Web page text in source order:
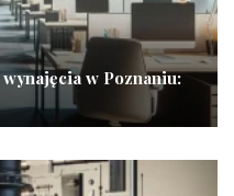
w Poznaniu: